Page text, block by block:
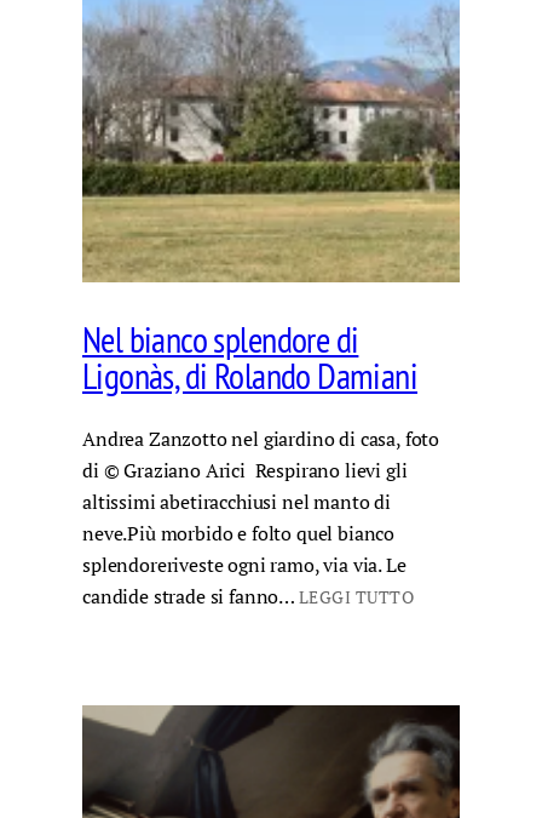
Nel bianco splendore di
Ligonàs, di Rolando Damiani
Andrea Zanzotto nel giardino di casa, foto
di © Graziano Arici Respirano lievi gli
altissimi abetiracchiusi nel manto di
neve.Più morbido e folto quel bianco
splendoreriveste ogni ramo, via via. Le
candide strade si fanno… LEGGI TUTTO